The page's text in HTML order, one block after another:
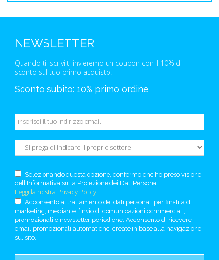
NEWSLETTER
Quando ti iscrivi ti invieremo un coupon con il 10% di
sconto sul tuo primo acquisto.
Sconto subito: 10% primo ordine
Selezionando questa opzione, confermo che ho preso visione
dell’Informativa sulla Protezione dei Dati Personali.
Leggi la nostra Privacy Policy.
Acconsento al trattamento dei dati personali per finalità di
marketing, mediante l’invio di comunicazioni commerciali,
promozionali e newsletter periodiche. Acconsento di ricevere
email promozionali automatiche, create in base alla navigazione
sul sito.